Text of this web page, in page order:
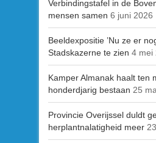
Verbindingstafel in de
mensen samen 6 juni 2026
Beeldexpositie ’Nu ze er
Stadskazerne te zien 4 mei
Kamper Almanak haalt ten
honderdjarig bestaan 25
Provincie Overijssel duldt
herplantnalatigheid meer